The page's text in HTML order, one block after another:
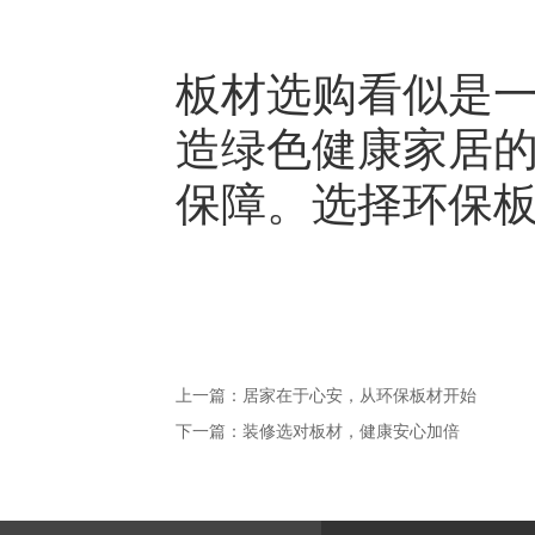
板材选购看似是
造绿色健康家居
保障。选择环保
上一篇： 居家在于心安，从环保板材开始
下一篇： 装修选对板材，健康安心加倍